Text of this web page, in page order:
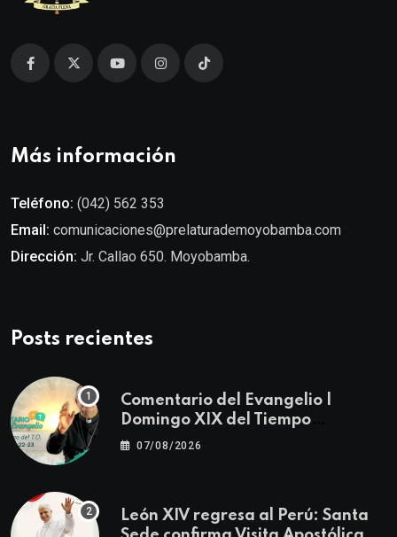
Más información
Teléfono: (042) 562 353
Email: comunicaciones@prelaturademoyobamba.com
Dirección: Jr. Callao 650. Moyobamba.
Posts recientes
Comentario del Evangelio |
Domingo XIX del Tiempo
Ordinario | Mateo 14, 22-23
07/08/2026
León XIV regresa al Perú: Santa